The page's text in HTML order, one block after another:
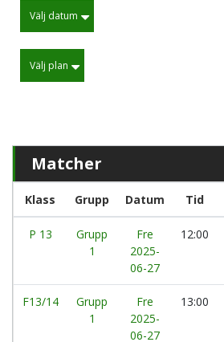
Välj datum
Välj plan
Matcher
Klass Grupp Datum Tid
P 13
Grupp
1
Fre
2025-
06-27
12:00
F13/14
Grupp
1
Fre
2025-
06-27
13:00